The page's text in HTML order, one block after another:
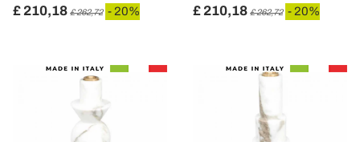
£ 210,18 £ 262,72 - 20% £ 210,18 £ 262,72 - 20%